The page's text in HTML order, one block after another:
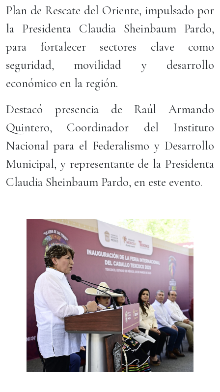
Plan de Rescate del Oriente, impulsado por
la Presidenta Claudia Sheinbaum Pardo,
para fortalecer sectores clave como
seguridad, movilidad y desarrollo
económico en la región.
Destacó presencia de Raúl Armando
Quintero, Coordinador del Instituto
Nacional para el Federalismo y Desarrollo
Municipal, y representante de la Presidenta
Claudia Sheinbaum Pardo, en este evento.